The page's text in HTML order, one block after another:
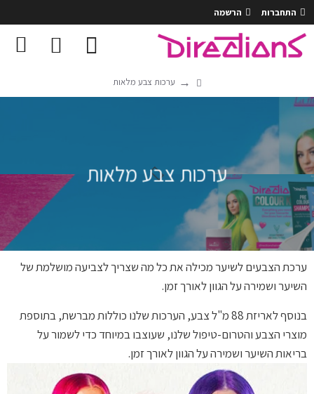
התחברות הרשמה
ערכות צבע מלאות
ערכות צבע מלאות
ערכת הצבעים לשיער מכילה את כל מה שצריך לצביעה מושלמת של
השיער ושמירה על הגוון לאורך זמן.
בנוסף לאריזת 88 מ"ל צבע, הערכות שלנו כוללות מברשת, בתוספת
מוצרי הצבע והטרום-טיפול שלנו, שעוצבו במיוחד כדי לשמור על
בריאות השיער ושמירה על הגוון לאורך זמן.